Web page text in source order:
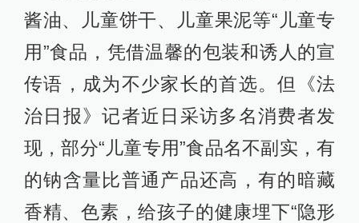
酱油、儿童饼干、儿童果泥等“儿童专
用”食品，凭借温馨的包装和诱人的宣
传语，成为不少家长的首选。但《法
治日报》记者近日采访多名消费者发
现，部分“儿童专用”食品名不副实，有
的钠含量比普通产品还高，有的暗藏
香精、色素，给孩子的健康埋下“隐形